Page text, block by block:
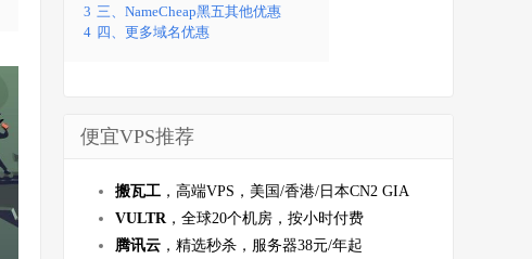
3 三、NameCheap黑五其他优惠
4 四、更多域名优惠
便宜VPS推荐
搬瓦工 ，高端VPS，美国/香港/日本CN2 GIA
VULTR ，全球20个机房，按小时付费
腾讯云 ，精选秒杀，服务器38元/年起